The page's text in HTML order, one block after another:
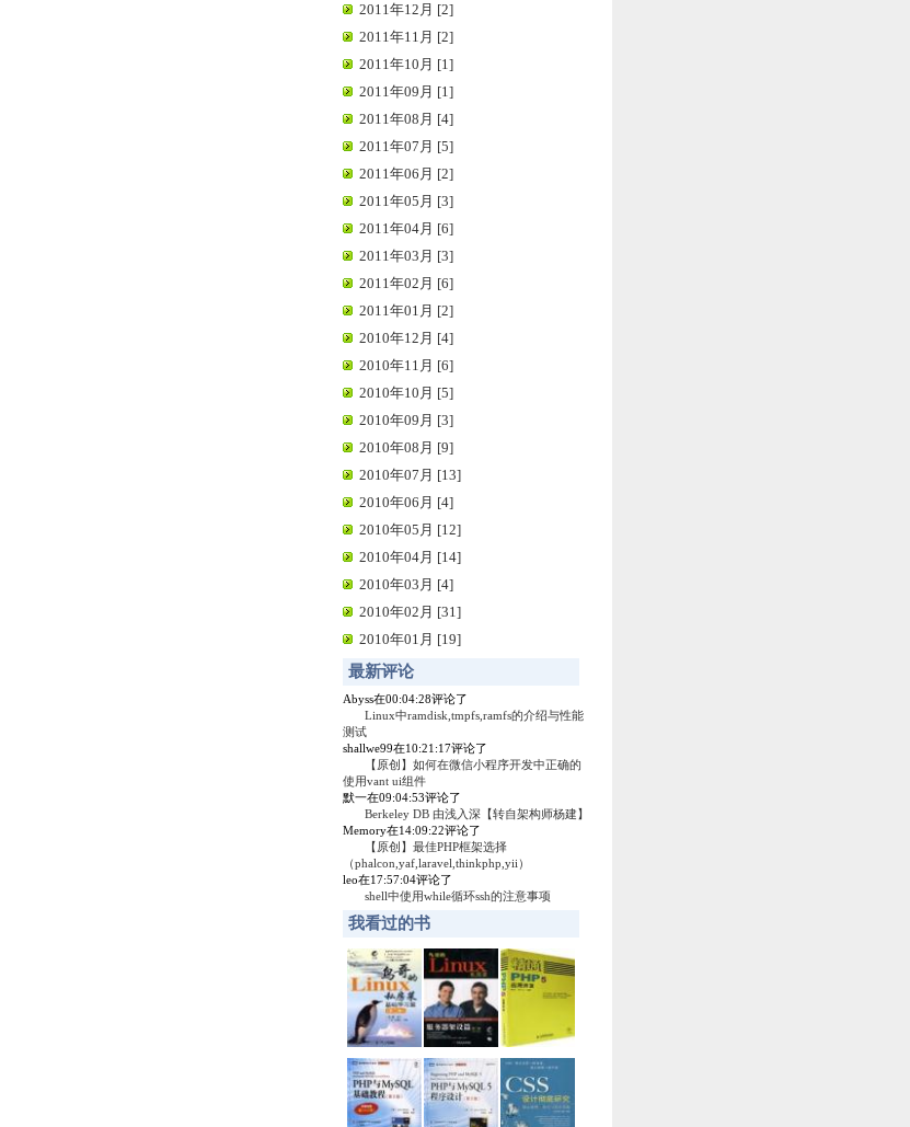
2011年12月 [2]
2011年11月 [2]
2011年10月 [1]
2011年09月 [1]
2011年08月 [4]
2011年07月 [5]
2011年06月 [2]
2011年05月 [3]
2011年04月 [6]
2011年03月 [3]
2011年02月 [6]
2011年01月 [2]
2010年12月 [4]
2010年11月 [6]
2010年10月 [5]
2010年09月 [3]
2010年08月 [9]
2010年07月 [13]
2010年06月 [4]
2010年05月 [12]
2010年04月 [14]
2010年03月 [4]
2010年02月 [31]
2010年01月 [19]
最新评论
Abyss在00:04:28评论了
Linux中ramdisk,tmpfs,ramfs的介绍与性能
测试
shallwe99在10:21:17评论了
【原创】如何在微信小程序开发中正确的
使用vant ui组件
默一在09:04:53评论了
Berkeley DB 由浅入深【转自架构师杨建】
Memory在14:09:22评论了
【原创】最佳PHP框架选择
（phalcon,yaf,laravel,thinkphp,yii）
leo在17:57:04评论了
shell中使用while循环ssh的注意事项
我看过的书